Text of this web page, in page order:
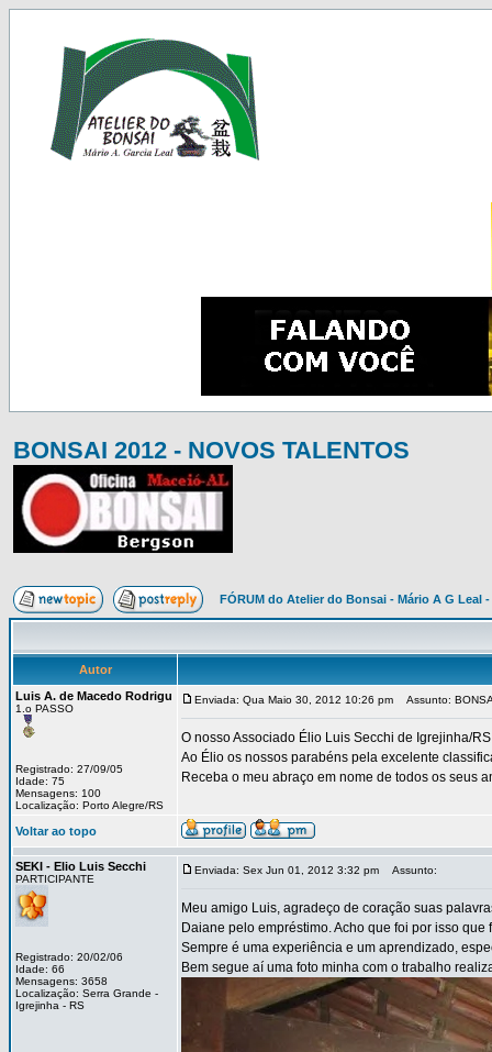
BONSAI 2012 - NOVOS TALENTOS
FÓRUM do Atelier do Bonsai - Mário A G Leal
Autor
Luis A. de Macedo Rodrigu
1.o PASSO
Registrado: 27/09/05
Idade: 75
Mensagens: 100
Localização: Porto Alegre/RS
Enviada: Qua Maio 30, 2012 10:26 pm Assunto:
O nosso Associado Élio Luis Secchi de Igrejinha/
Ao Élio os nossos parabéns pela excelente
Receba o meu abraço em nome de todos os seus
Voltar ao topo
SEKI - Elio Luis Secchi
PARTICIPANTE
Registrado: 20/02/06
Idade: 66
Mensagens: 3658
Localização: Serra Grande -
Igrejinha - RS
Enviada: Sex Jun 01, 2012 3:32 pm Assunto:
Meu amigo Luis, agradeço de coração suas
Daiane pelo empréstimo. Acho que foi por isso
Sempre é uma experiência e um aprendizado,
Bem segue aí uma foto minha com o trabalho